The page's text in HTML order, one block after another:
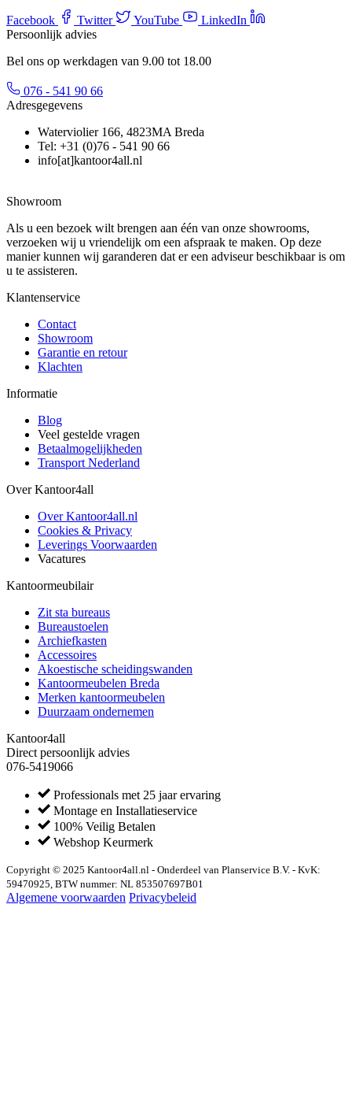
Facebook Twitter YouTube
LinkedIn
Persoonlijk advies
Bel ons op werkdagen van 9.00 tot 18.00
076 - 541 90 66
Adresgegevens
Waterviolier 166, 4823MA Breda
Tel: +31 (0)76 - 541 90 66
info[at]kantoor4all.nl
Showroom
Als u een bezoek wilt brengen aan één van onze showrooms,
verzoeken wij u vriendelijk om een afspraak te maken. Op deze
manier kunnen wij garanderen dat er een adviseur beschikbaar is om
u te assisteren.
Klantenservice
Contact
Showroom
Garantie en retour
Klachten
Informatie
Blog
Veel gestelde vragen
Betaalmogelijkheden
Transport Nederland
Over Kantoor4all
Over Kantoor4all.nl
Cookies & Privacy
Leverings Voorwaarden
Vacatures
Kantoormeubilair
Zit sta bureaus
Bureaustoelen
Archiefkasten
Accessoires
Akoestische scheidingswanden
Kantoormeubelen Breda
Merken kantoormeubelen
Duurzaam ondernemen
Kantoor4all
Direct persoonlijk advies
076-5419066
Professionals met 25 jaar ervaring
Montage en Installatieservice
100% Veilig Betalen
Webshop Keurmerk
Copyright © 2025 Kantoor4all.nl - Onderdeel van Planservice B.V. - KvK:
59470925, BTW nummer: NL 853507697B01
Algemene voorwaarden Privacybeleid